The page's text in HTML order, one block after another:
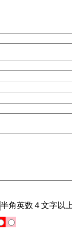
半角英数４文字以上